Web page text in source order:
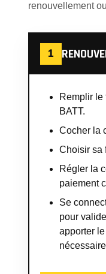
renouvellement
1
Remplir le
BATT.
Cocher la
Choisir sa
Régler la
paiement
Se
pour
apporter